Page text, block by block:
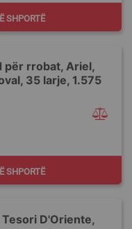
SHPORTË
për rrobat, Ariel,
35 larje, 1.575
SHPORTË
D'Oriente,